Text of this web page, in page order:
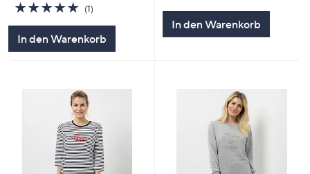
5.0
von
(1)1
In den Warenkorb
von
In den Warenkorb